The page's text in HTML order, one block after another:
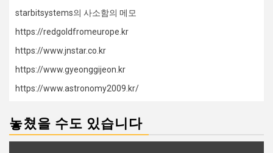
starbitsystems의 사소함의 메모
https://redgoldfromeurope.kr
https://www.jnstar.co.kr
https://www.gyeonggijeon.kr
https://www.astronomy2009.kr/
놓쳤을 수도 있습니다